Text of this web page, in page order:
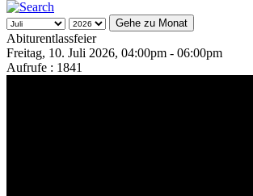
Gehe zu Monat
Abiturentlassfeier
Freitag, 10. Juli 2026, 04:00pm - 06:00pm
Aufrufe : 1841